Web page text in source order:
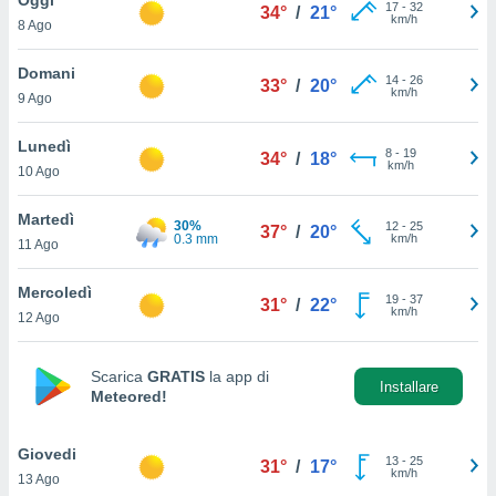
è
al sito
di
ci
di
il
un
la
nella
8 Ago
34° / 21° 17- 32
km/h
Domani
9 Ago
33° / 20° 14- 26
km/h
Lunedì
10 Ago
34° / 18° 8- 19
km/h
Martedì
11 Ago
30%
0.3 mm
37° / 20° 12- 25
km/h
Mercoledì
12 Ago
31° / 22° 19- 37
km/h
Scarica GRATIS la app di
Meteored!
Installare
Giovedi
13 Ago
31° / 17° 13- 25
km/h